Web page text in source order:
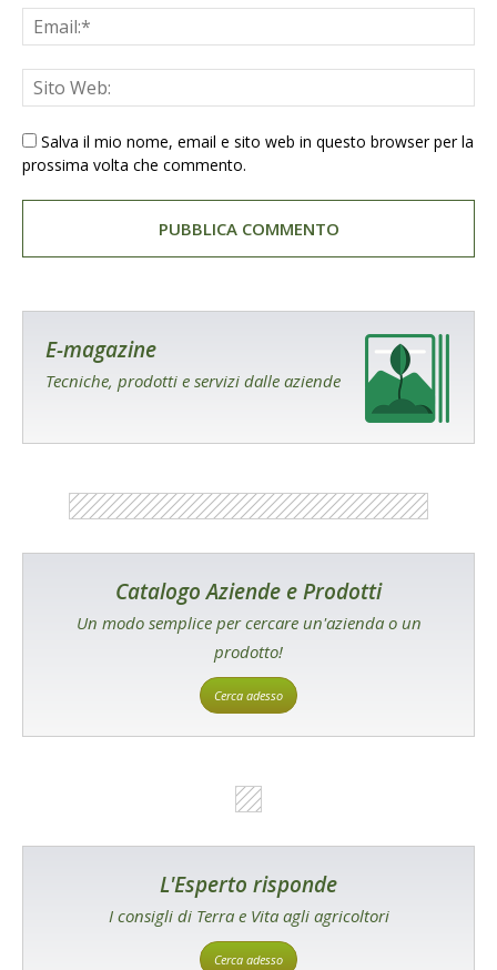
Salva il mio nome, email e sito web in questo browser per la
prossima volta che commento.
E-magazine
Tecniche, prodotti e servizi dalle aziende
Catalogo Aziende e Prodotti
Un modo semplice per cercare un'azienda o un
prodotto!
Cerca adesso
L'Esperto risponde
I consigli di Terra e Vita agli agricoltori
Cerca adesso